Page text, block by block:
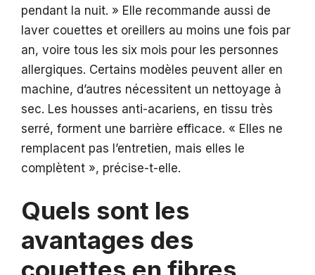
pendant la nuit. » Elle recommande aussi de
laver couettes et oreillers au moins une fois par
an, voire tous les six mois pour les personnes
allergiques. Certains modèles peuvent aller en
machine, d’autres nécessitent un nettoyage à
sec. Les housses anti-acariens, en tissu très
serré, forment une barrière efficace. « Elles ne
remplacent pas l’entretien, mais elles le
complètent », précise-t-elle.
Quels sont les
avantages des